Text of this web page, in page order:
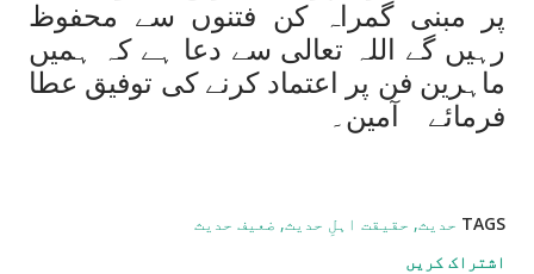
پر مبنی گمراہ کن فتنوں سے محفوظ
رہیں گے اللہ تعالی سے دعا ہے کہ ہمیں
ماہرین فن پر اعتماد کرنے کی توفیق عطا
فرمائے آمین۔
TAGS حدیث حقیقت اہلِ حدیث ضعیف حدیث
اشتراک کریں